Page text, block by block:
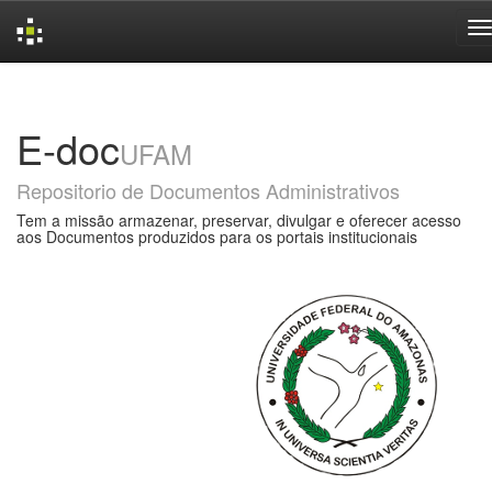
E-docUFAM
Repositorio de Documentos Administrativos
Tem a missão armazenar, preservar, divulgar e oferecer acesso
aos Documentos produzidos para os portais institucionais